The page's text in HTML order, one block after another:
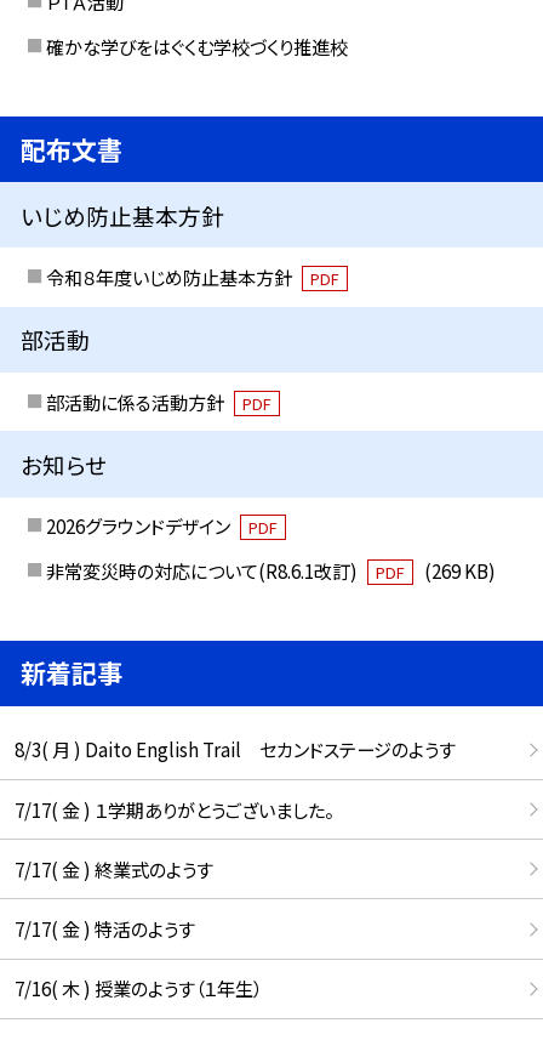
確かな学びをはぐくむ学校づくり推進校
配布文書
いじめ防止基本方針
令和８年度いじめ防止基本方針 PDF
部活動
部活動に係る活動方針 PDF
お知らせ
2026グラウンドデザイン PDF
非常変災時の対応について(R8.6.1改訂) PDF (269 KB)
新着記事
8/3( 月 ) Daito English Trail セカンドステージのようす
7/17( 金 ) １学期ありがとうございました。
7/17( 金 ) 終業式のようす
7/17( 金 ) 特活のようす
7/16( 木 ) 授業のようす（１年生）